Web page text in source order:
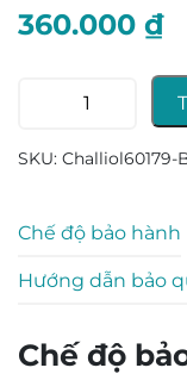
360.000 ₫
60179
lượng
SKU: Challiol60179-
Chế độ bảo hành
Hướng dẫn bảo
Chế độ